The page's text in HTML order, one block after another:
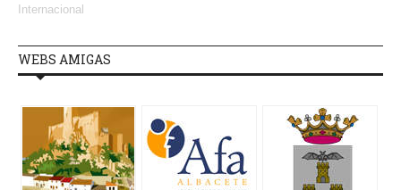
Internacional
WEBS AMIGAS